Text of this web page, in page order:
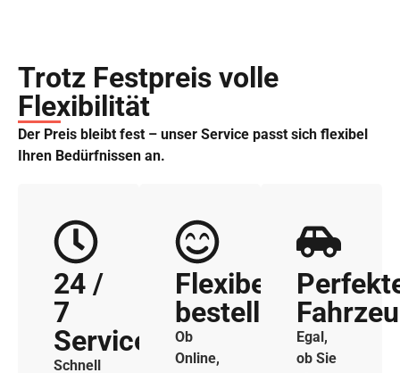
Trotz Festpreis volle
Flexibilität
Der Preis bleibt fest – unser Service passt sich flexibel
Ihren Bedürfnissen an.
24 /
7
Service
Schnell
Flexibel
bestellen
Ob
Online,
Egal,
ob Sie